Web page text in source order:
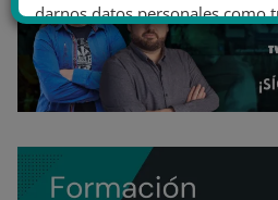
darnos datos personales como
último, puedes leer nuestra
No dar mi información
.
Opciones de cookies